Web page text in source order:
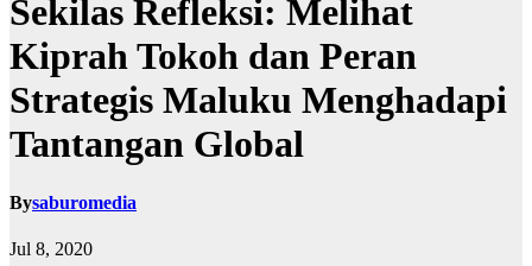
Sekilas Refleksi: Melihat
Kiprah Tokoh dan Peran
Strategis Maluku Menghadapi
Tantangan Global
Bysaburomedia
Jul 8, 2020